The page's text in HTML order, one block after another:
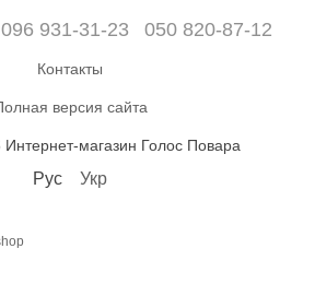
096 931-31-23 050 820-87-12
Контакты
версия сайта
магазин Голос Повара
Рус Укр